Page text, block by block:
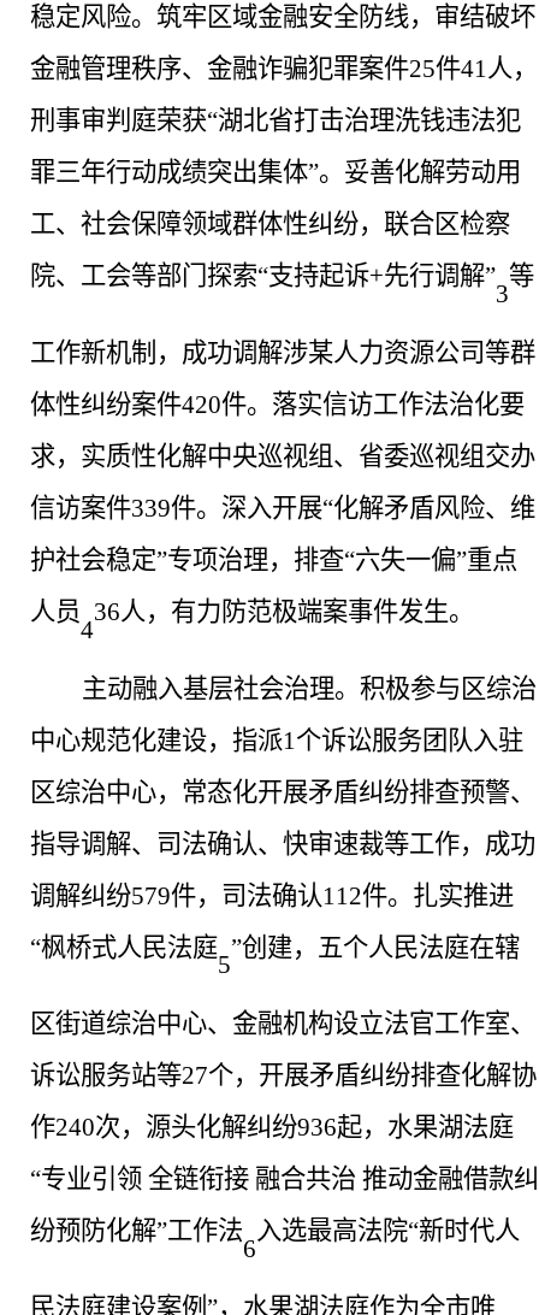
稳定风险。筑牢区域金融安全防线，审结破坏
金融管理秩序、金融诈骗犯罪案件25件41人，
刑事审判庭荣获“湖北省打击治理洗钱违法犯
罪三年行动成绩突出集体”。妥善化解劳动用
工、社会保障领域群体性纠纷，联合区检察
院、工会等部门探索“支持起诉+先行调解”
3
等
工作新机制，成功调解涉某人力资源公司等群
体性纠纷案件420件。落实信访工作法治化要
求，实质性化解中央巡视组、省委巡视组交办
信访案件339件。深入开展“化解矛盾风险、维
护社会稳定”专项治理，排查“六失一偏”重点
人员
4
36人，有力防范极端案事件发生。
主动融入基层社会治理。 积极参与区综治
中心规范化建设，指派1个诉讼服务团队入驻
区综治中心，常态化开展矛盾纠纷排查预警、
指导调解、司法确认、快审速裁等工作，成功
调解纠纷579件，司法确认112件。扎实推进
“枫桥式人民法庭
5
”创建，五个人民法庭在辖
区街道综治中心、金融机构设立法官工作室、
诉讼服务站等27个，开展矛盾纠纷排查化解协
作240次，源头化解纠纷936起，水果湖法庭
“专业引领 全链衔接 融合共治 推动金融借款纠
纷预防化解”工作法
6
入选最高法院“新时代人
民法庭建设案例”，水果湖法庭作为全市唯